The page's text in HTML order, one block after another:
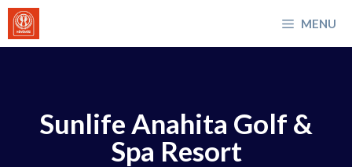
İçeriğe
atla
MENU
Sunlife Anahita Golf &
Spa Resort